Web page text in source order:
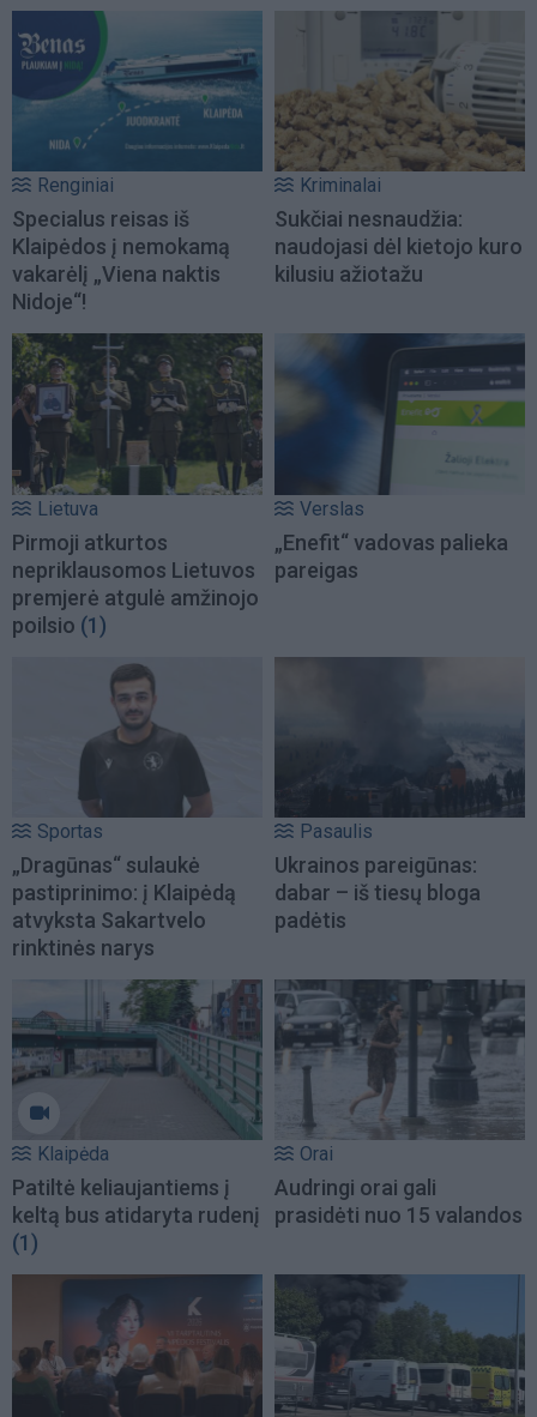
Renginiai
Specialus reisas iš
Klaipėdos į nemokamą
vakarėlį „Viena naktis
Nidoje“!
Kriminalai
Sukčiai nesnaudžia:
naudojasi dėl kietojo kuro
kilusiu ažiotažu
Lietuva
Pirmoji atkurtos
nepriklausomos Lietuvos
premjerė atgulė amžinojo
poilsio (1)
Verslas
„Enefit“ vadovas palieka
pareigas
Sportas
„Dragūnas“ sulaukė
pastiprinimo: į Klaipėdą
atvyksta Sakartvelo
rinktinės narys
Pasaulis
Ukrainos pareigūnas:
dabar – iš tiesų bloga
padėtis
Klaipėda
Patiltė keliaujantiems į
keltą bus atidaryta rudenį
(1)
Orai
Audringi orai gali
prasidėti nuo 15 valandos